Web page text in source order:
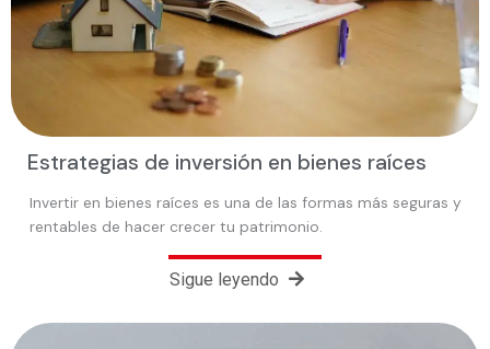
Estrategias de inversión en bienes raíces
Invertir en bienes raíces es una de las formas más seguras y
rentables de hacer crecer tu patrimonio.
Sigue leyendo